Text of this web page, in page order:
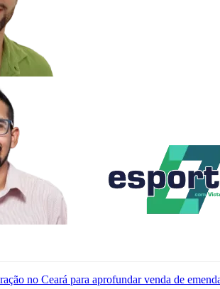
no Ceará para aprofundar venda de